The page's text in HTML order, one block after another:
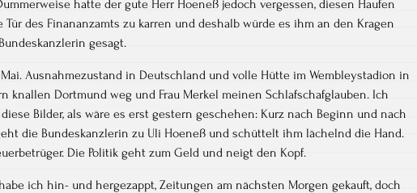
hatte der gute Herr Hoeneß jedoch vergessen, diesen Haufen
des Finananzamts zu karren und deshalb würde es ihm an den Kragen
gesagt.
Mai. Ausnahmezustand in Deutschland und volle Hütte im Wembleystadion in
knallen Dortmund weg und Frau Merkel meinen Schlafschafglauben. Ich
Bilder, als wäre es erst gestern geschehen: Kurz nach Beginn und nach
die Bundeskanzlerin zu Uli Hoeneß und schüttelt ihm lächelnd die Hand.
Die Politik geht zum Geld und neigt den Kopf.
ich hin- und hergezappt, Zeitungen am nächsten Morgen gekauft, doch